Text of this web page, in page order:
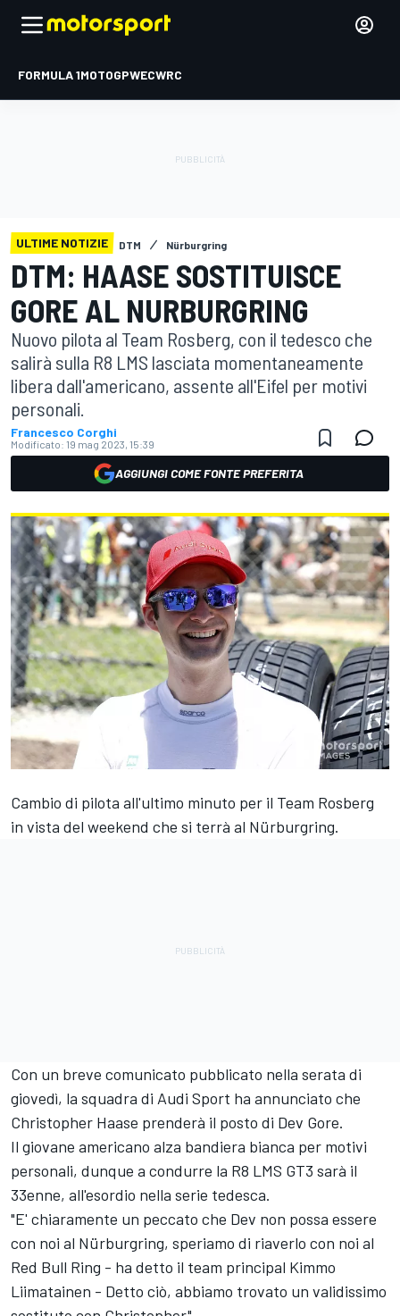
FORMULA 1MOTOGPWECWRC
ULTIME NOTIZIE DTM Nürburgring
DTM: HAASE SOSTITUISCE
GORE AL NURBURGRING
Nuovo pilota al Team Rosberg, con il tedesco che
salirà sulla R8 LMS lasciata momentaneamente
libera dall'americano, assente all'Eifel per motivi
personali.
Francesco Corghi
Modificato: 19 mag 2023, 15:39
AGGIUNGI COME FONTE PREFERITA
Cambio di pilota all'ultimo minuto per il Team Rosberg
in vista del weekend che si terrà al Nürburgring.
Con un breve comunicato pubblicato nella serata di
giovedì, la squadra di Audi Sport ha annunciato che
Christopher Haase prenderà il posto di Dev Gore.
Il giovane americano alza bandiera bianca per motivi
personali, dunque a condurre la R8 LMS GT3 sarà il
33enne, all'esordio nella serie tedesca.
"E' chiaramente un peccato che Dev non possa essere
con noi al Nürburgring, speriamo di riaverlo con noi al
Red Bull Ring - ha detto il team principal Kimmo
Liimatainen - Detto ciò, abbiamo trovato un validissimo